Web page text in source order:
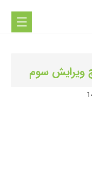
ویرایش سوم